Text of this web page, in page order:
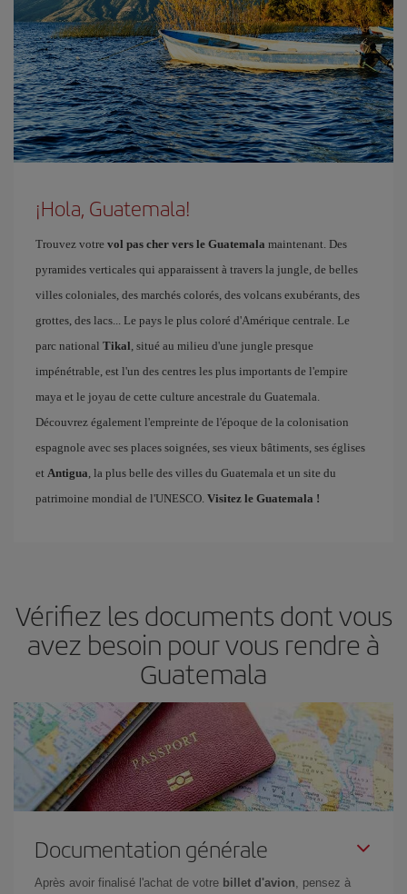
¡Hola, Guatemala!
Trouvez votre vol pas cher vers le Guatemala maintenant. Des
pyramides verticales qui apparaissent à travers la jungle, de belles
villes coloniales, des marchés colorés, des volcans exubérants, des
grottes, des lacs... Le pays le plus coloré d'Amérique centrale. Le
parc national Tikal , situé au milieu d'une jungle presque
impénétrable, est l'un des centres les plus importants de l'empire
maya et le joyau de cette culture ancestrale du Guatemala.
Découvrez également l'empreinte de l'époque de la colonisation
espagnole avec ses places soignées, ses vieux bâtiments, ses églises
et Antigua , la plus belle des villes du Guatemala et un site du
patrimoine mondial de l'UNESCO. Visitez le Guatemala !
Vérifiez les documents dont vous
avez besoin pour vous rendre à
Guatemala
Documentation générale
Après avoir finalisé l'achat de votre billet d'avion , pensez à